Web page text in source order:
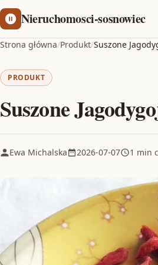
Nieruchomosci-sosnowiec
Strona główna/Produkt/Suszone
PRODUKT
Suszone
Ewa Michalska 2026-07-07 1 min